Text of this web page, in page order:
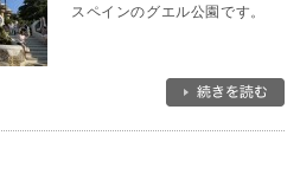
スペインのグエル公園です。